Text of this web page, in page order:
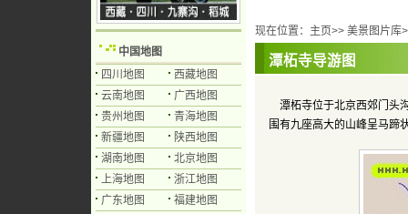
现在位置： 主页>> 美景图片库
潭柘寺导游图
潭柘寺位于北京西郊门头
围有九座高大的山峰呈马蹄
中国地图
四川地图
西藏地图
云南地图
广西地图
贵州地图
青海地图
新疆地图
陕西地图
湖南地图
北京地图
上海地图
浙江地图
广东地图
福建地图